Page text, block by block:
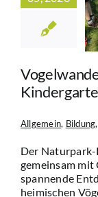
Allgemein, Bildung,
Der Naturpark-
gemeinsam mit
spannende
heimischen